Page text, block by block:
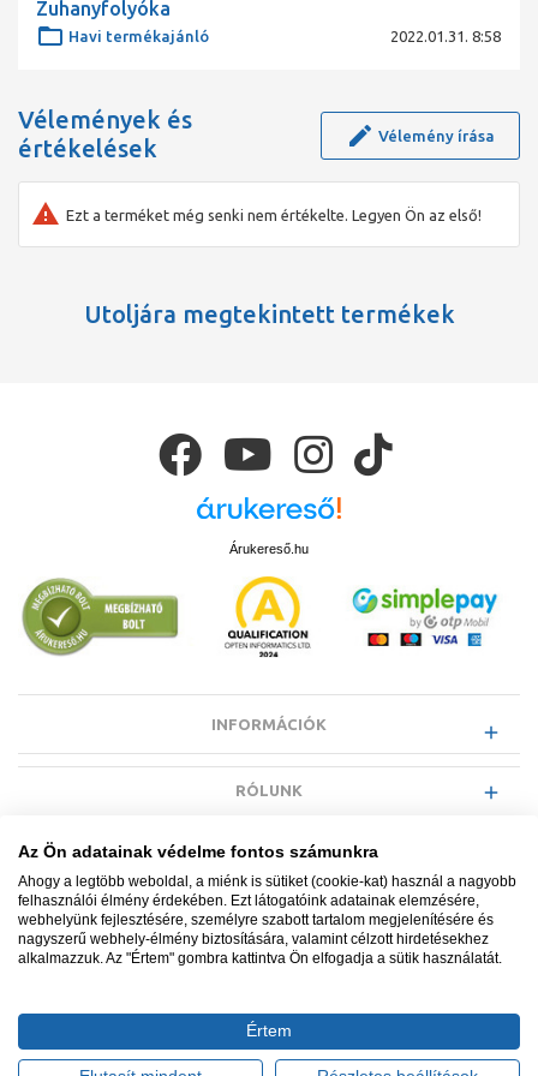
egyre mélyebb lesz a padlószint. Az ACO ShowerStep tökéletes
átmenetet képez a felületek között. Beépítése egyszerű, mellyel
Zuhanyfolyóka
Havi termékajánló 2022.01.31. 8:58
Vélemények és
értékelések
Vélemény írása
Ezt a terméket még senki nem értékelte. Legyen Ön az első!
Utoljára megtekintett termékek
Árukereső.hu
INFORMÁCIÓK
RÓLUNK
EGYÉB INFORMÁCIÓK
VÁSÁRLÓI INFORMÁCIÓK
Minden jog fenntartva. © Adatkezelés nyilvántartási száma NAIH-
Az Ön adatainak védelme fontos számunkra
Ahogy a legtöbb weboldal, a miénk is sütiket (cookie-kat) használ a nagyobb
felhasználói élmény érdekében. Ezt látogatóink adatainak elemzésére,
webhelyünk fejlesztésére, személyre szabott tartalom megjelenítésére és
nagyszerű webhely-élmény biztosítására, valamint célzott hirdetésekhez
alkalmazzuk. Az "Értem" gombra kattintva Ön elfogadja a sütik használatát.
Értem